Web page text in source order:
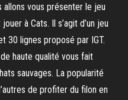
allons vous présenter le jeu
à Cats. Il s’agit d’un jeu
30 lignes proposé par IGT.
haute qualité vous fait
sauvages. La popularité
de profiter du filon en